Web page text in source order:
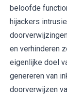
beloofde
hijackers
en verhinderen
eigenlijke doel
genereren van
doorverwijzen